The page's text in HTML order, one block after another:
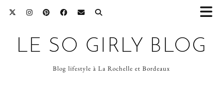
LE SO GIRLY BLOG
Blog lifestyle à La Rochelle et Bordeaux